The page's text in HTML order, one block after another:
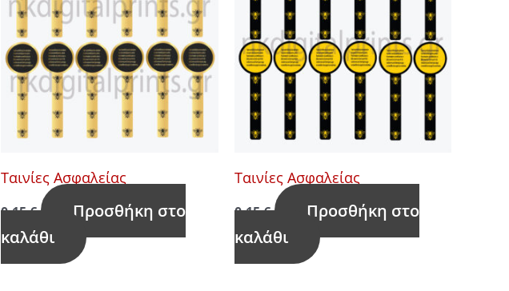
Ταινίες Ασφαλείας
0,15€
Προσθήκη στο
καλάθι
Ταινίες Ασφαλείας
0,15€
Προσθήκη στο
καλάθι